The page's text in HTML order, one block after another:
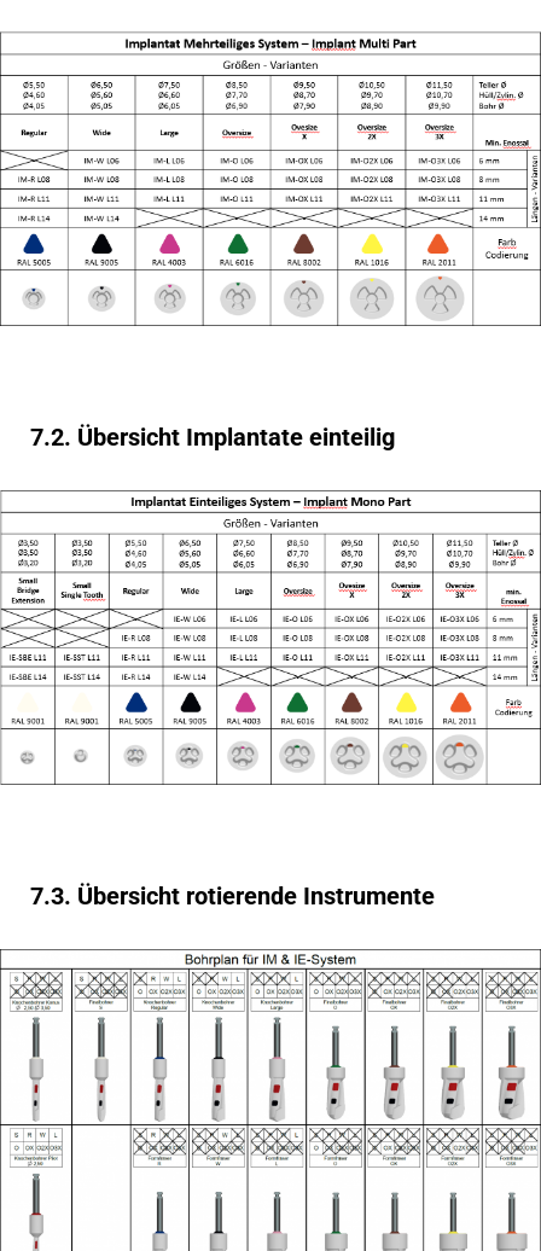
7.2. Übersicht Implantate einteilig
7.3. Übersicht rotierende Instrumente